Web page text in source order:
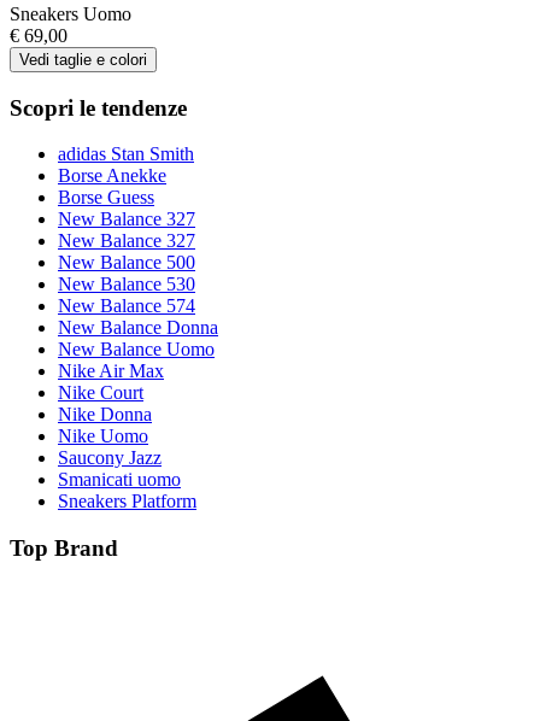
Sneakers Uomo
€ 69,00
Vedi taglie e colori
Scopri le tendenze
adidas Stan Smith
Borse Anekke
Borse Guess
New Balance 327
New Balance 327
New Balance 500
New Balance 530
New Balance 574
New Balance Donna
New Balance Uomo
Nike Air Max
Nike Court
Nike Donna
Nike Uomo
Saucony Jazz
Smanicati uomo
Sneakers Platform
Top Brand